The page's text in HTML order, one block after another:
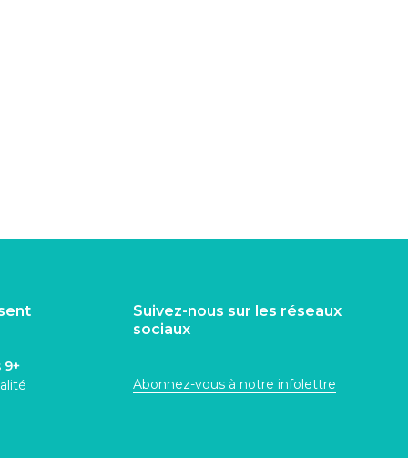
9+
Suivez-nous sur les réseaux
sociaux
Abonnez-vous à notre infolettre